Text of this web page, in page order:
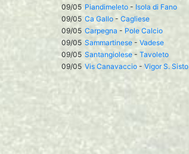
09/05 Piandimeleto - Isola di Fano
09/05 Ca Gallo - Cagliese
09/05 Carpegna - Pole Calcio
09/05 Sammartinese - Vadese
09/05 Santangiolese - Tavoleto
09/05 Vis Canavaccio - Vigor S. Sisto